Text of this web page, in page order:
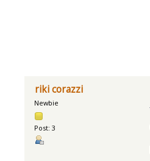
riki corazzi
Newbie
Post: 3